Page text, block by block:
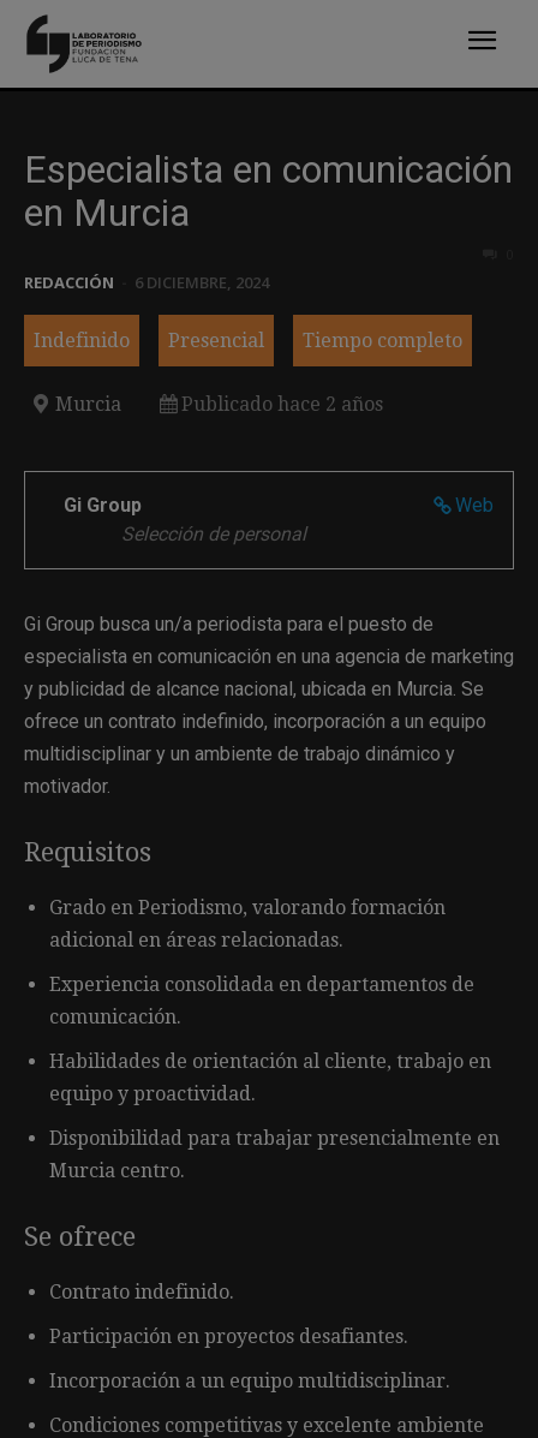
Especialista en comunicación
en Murcia
REDACCIÓN 6 DICIEMBRE, 2024
Indefinido Presencial Tiempo completo
Murcia Publicado hace 2 años
Web
Gi Group
Selección de personal
Gi Group busca un/a periodista para el puesto de
especialista en comunicación en una agencia de marketing
y publicidad de alcance nacional, ubicada en Murcia. Se
ofrece un contrato indefinido, incorporación a un equipo
multidisciplinar y un ambiente de trabajo dinámico y
motivador.
Requisitos
Grado en Periodismo, valorando formación
adicional en áreas relacionadas.
Experiencia consolidada en departamentos de
comunicación.
Habilidades de orientación al cliente, trabajo en
equipo y proactividad.
Disponibilidad para trabajar presencialmente en
Murcia centro.
Se ofrece
Contrato indefinido.
Participación en proyectos desafiantes.
Incorporación a un equipo multidisciplinar.
Condiciones competitivas y excelente ambiente